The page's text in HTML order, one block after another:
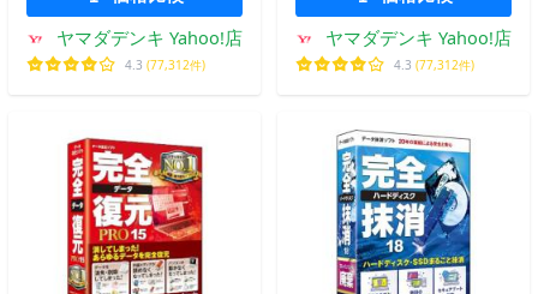
ヤマダデンキ Yahoo!店
4.3 (77,312件)
ヤマダデンキ Yahoo!店
4.3 (77,312件)